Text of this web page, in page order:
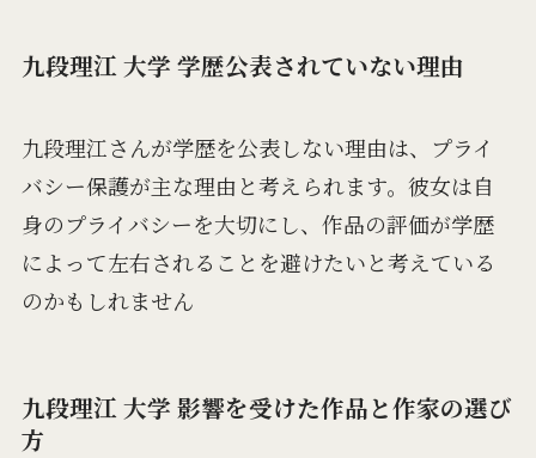
九段理江 大学 学歴公表されていない理由
九段理江さんが学歴を公表しない理由は、プライ
バシー保護が主な理由と考えられます。彼女は自
身のプライバシーを大切にし、作品の評価が学歴
によって左右されることを避けたいと考えている
のかもしれません​
九段理江 大学 影響を受けた作品と作家の選び
方